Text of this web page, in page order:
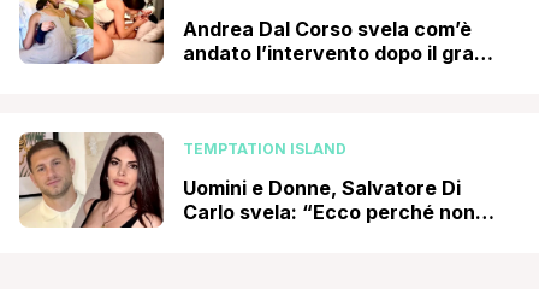
Andrea Dal Corso svela com’è
andato l’intervento dopo il grave
TEMPTATION ISLAND
Uomini e Donne, Salvatore Di
Carlo svela: “Ecco perché non